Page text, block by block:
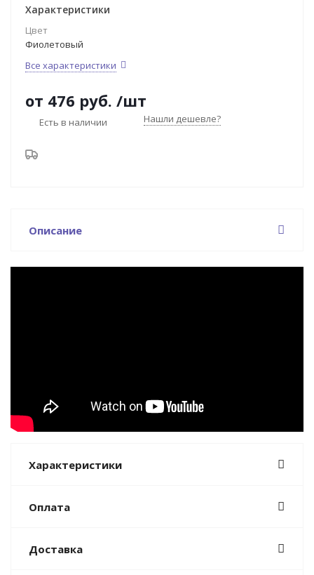
Характеристики
Цвет
Фиолетовый
Все характеристики
от 476 руб. /шт
Есть в наличии Нашли дешевле?
Описание
Характеристики
Оплата
Доставка